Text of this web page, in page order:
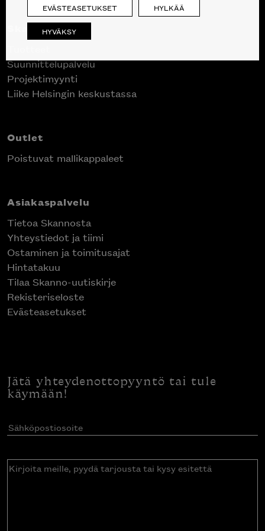
Skanno
Suunnittelupalvelu
Projektimyynti
Liike Helsingin keskustassa
Outlet
Poistuvat mallikappaleet
Asiakaspalvelu
Tietoa Skannosta
Yhteystiedot ja tiimi
Ostaminen ja toimitusajat
Hintatakuu
Tilaa Skanno-uutiskirje
Rekisteriseloste
Evästeasetukset
Jätä yhteydenottopyyntö tai tule
käymään!
Sähköpostiosoite(Pakollinen)
Kirjoita
EVÄSTEASETUKSET HYLKÄÄ
HYVÄKSY